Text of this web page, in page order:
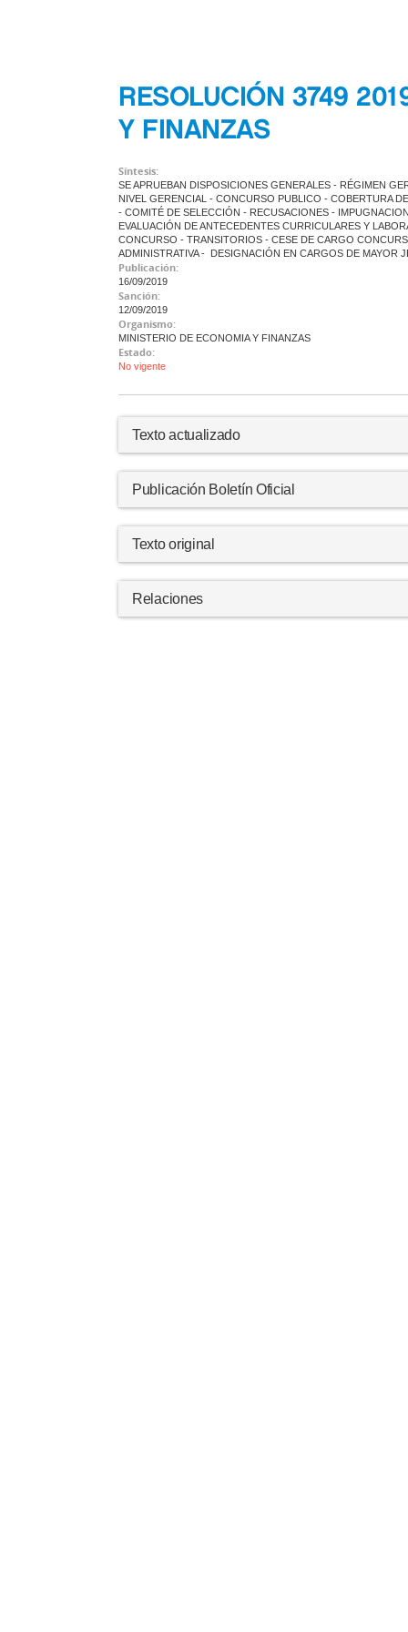
RESOLUCIÓN 3749
Y FINANZAS
Síntesis:
SE APRUEBAN DISPOSICIONES GENERALES - RÉGIMEN
NIVEL GERENCIAL - CONCURSO PUBLICO - COBERTURA
- COMITÉ DE SELECCIÓN - RECUSACIONES -
EVALUACIÓN DE ANTECEDENTES CURRICULARES Y
CONCURSO - TRANSITORIOS - CESE DE CARGO
ADMINISTRATIVA - DESIGNACIÓN EN CARGOS DE MAYOR
Publicación:
16/09/2019
Sanción:
12/09/2019
Organismo:
MINISTERIO DE ECONOMIA Y FINANZAS
Estado:
No vigente
Texto actualizado
Publicación Boletín Oficial
Texto original
Relaciones